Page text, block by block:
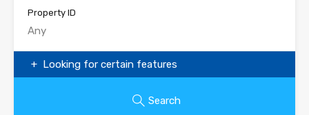
Property ID
Looking for certain features
Search